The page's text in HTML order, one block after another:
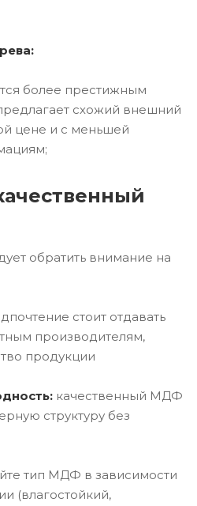
более престижным
схожий внешний
цене и с меньшей
обратить внимание на
стоит отдавать
производителям,
продукции
качественный МДФ
структуру без
тип МДФ в зависимости
(влагостойкий,